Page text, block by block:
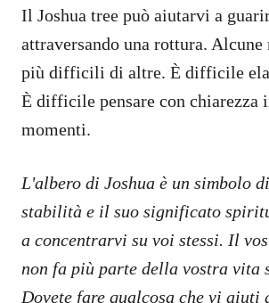
Il Joshua tree può aiutarvi a
attraversando una rottura. Alcune
più difficili di altre. È difficile
È difficile pensare con chiarezza
momenti.
L'albero di Joshua è un simbolo
stabilità e il suo significato
a concentrarvi su voi stessi. Il
non fa più parte della vostra vita
Dovete fare qualcosa che vi aiuti